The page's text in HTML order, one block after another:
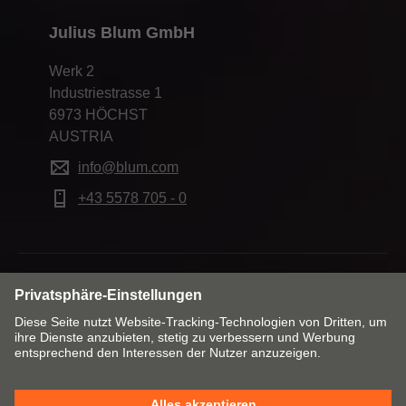
Julius Blum GmbH
Werk 2
Industriestrasse 1
6973 HÖCHST
AUSTRIA
info@blum.com
+43 5578 705 - 0
Markt & Sprache ändern
Kontakt Impressum